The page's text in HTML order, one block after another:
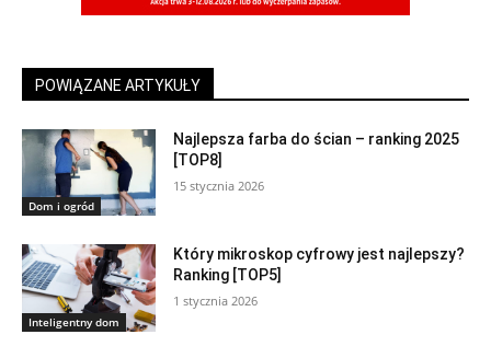
POWIĄZANE ARTYKUŁY
Dom i ogród
Najlepsza farba do ścian – ranking 2025
[TOP8]
15 stycznia 2026
Inteligentny dom
Który mikroskop cyfrowy jest najlepszy?
Ranking [TOP5]
1 stycznia 2026